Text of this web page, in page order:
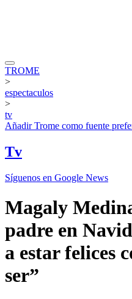
TROME
>
espectaculos
>
tv
AñadirTrome como fuente
Tv
Síguenos en Google News
Magaly
padre en
a estar felices
ser”